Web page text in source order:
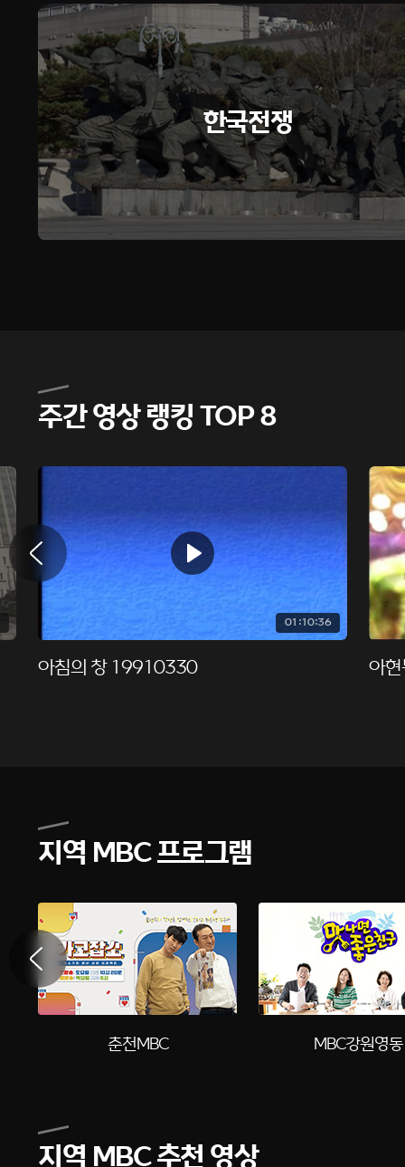
한국전쟁
주간 영상 랭킹 TOP 8
01:10:36
아침의 창 19910330 아
지역 MBC 프로그램
춘천MBC MBC강원영동
지역 MBC 추천 영상